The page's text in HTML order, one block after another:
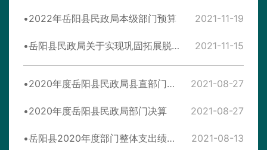
2022年岳阳县民政局本级部门预算 2021-11-19
岳阳县民政局关于实现巩固拓展脱贫攻坚成果同乡村 振兴有效衔接的实施方案 2021-11-15
2020年度岳阳县民政局县直部门决算 2021-08-27
2020年度岳阳县民政局部门决算 2021-08-27
岳阳县2020年度部门整体支出绩效评价自评报告 2021-08-13